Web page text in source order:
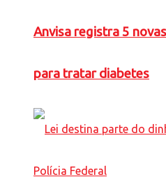
Anvisa registra 5
para tratar diabetes